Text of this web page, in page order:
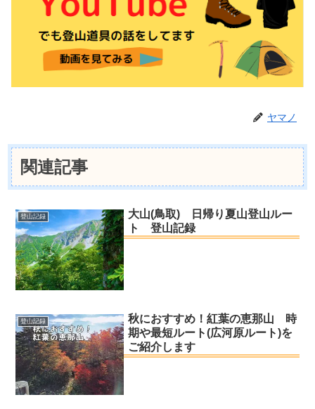
ヤマノ
関連記事
登山記録
大山(鳥取) 日帰り夏山登山ルー
ト 登山記録
登山記録
秋におすすめ！紅葉の恵那山 時
期や最短ルート(広河原ルート)を
ご紹介します